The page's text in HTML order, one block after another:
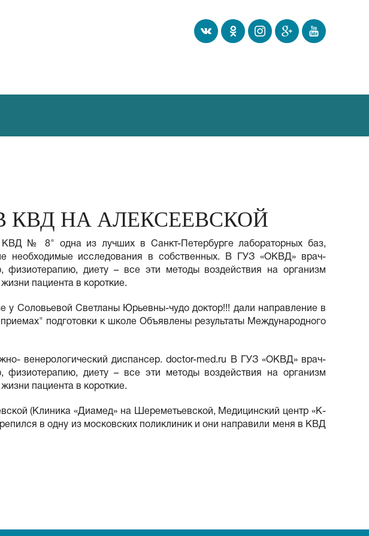
КВД НА АЛЕКСЕЕВСКОЙ
№ 8" одна из лучших в Санкт-Петербурге лабораторных баз,
необходимые исследования в собственных. В ГУЗ «ОКВД» врач-
диету – все эти методы воздействия на организм
пациента в короткие.
у Соловьевой Светланы Юрьевны-чудо доктор!!! дали направление в
подготовки к школе Объявлены результаты Международного
венерологический диспансер. doctor-med.ru В ГУЗ «ОКВД» врач-
диету – все эти методы воздействия на организм
пациента в короткие.
(Клиника «Диамед» на Шереметьевской, Медицинский центр «К-
в одну из московских поликлиник и они направили меня в КВД